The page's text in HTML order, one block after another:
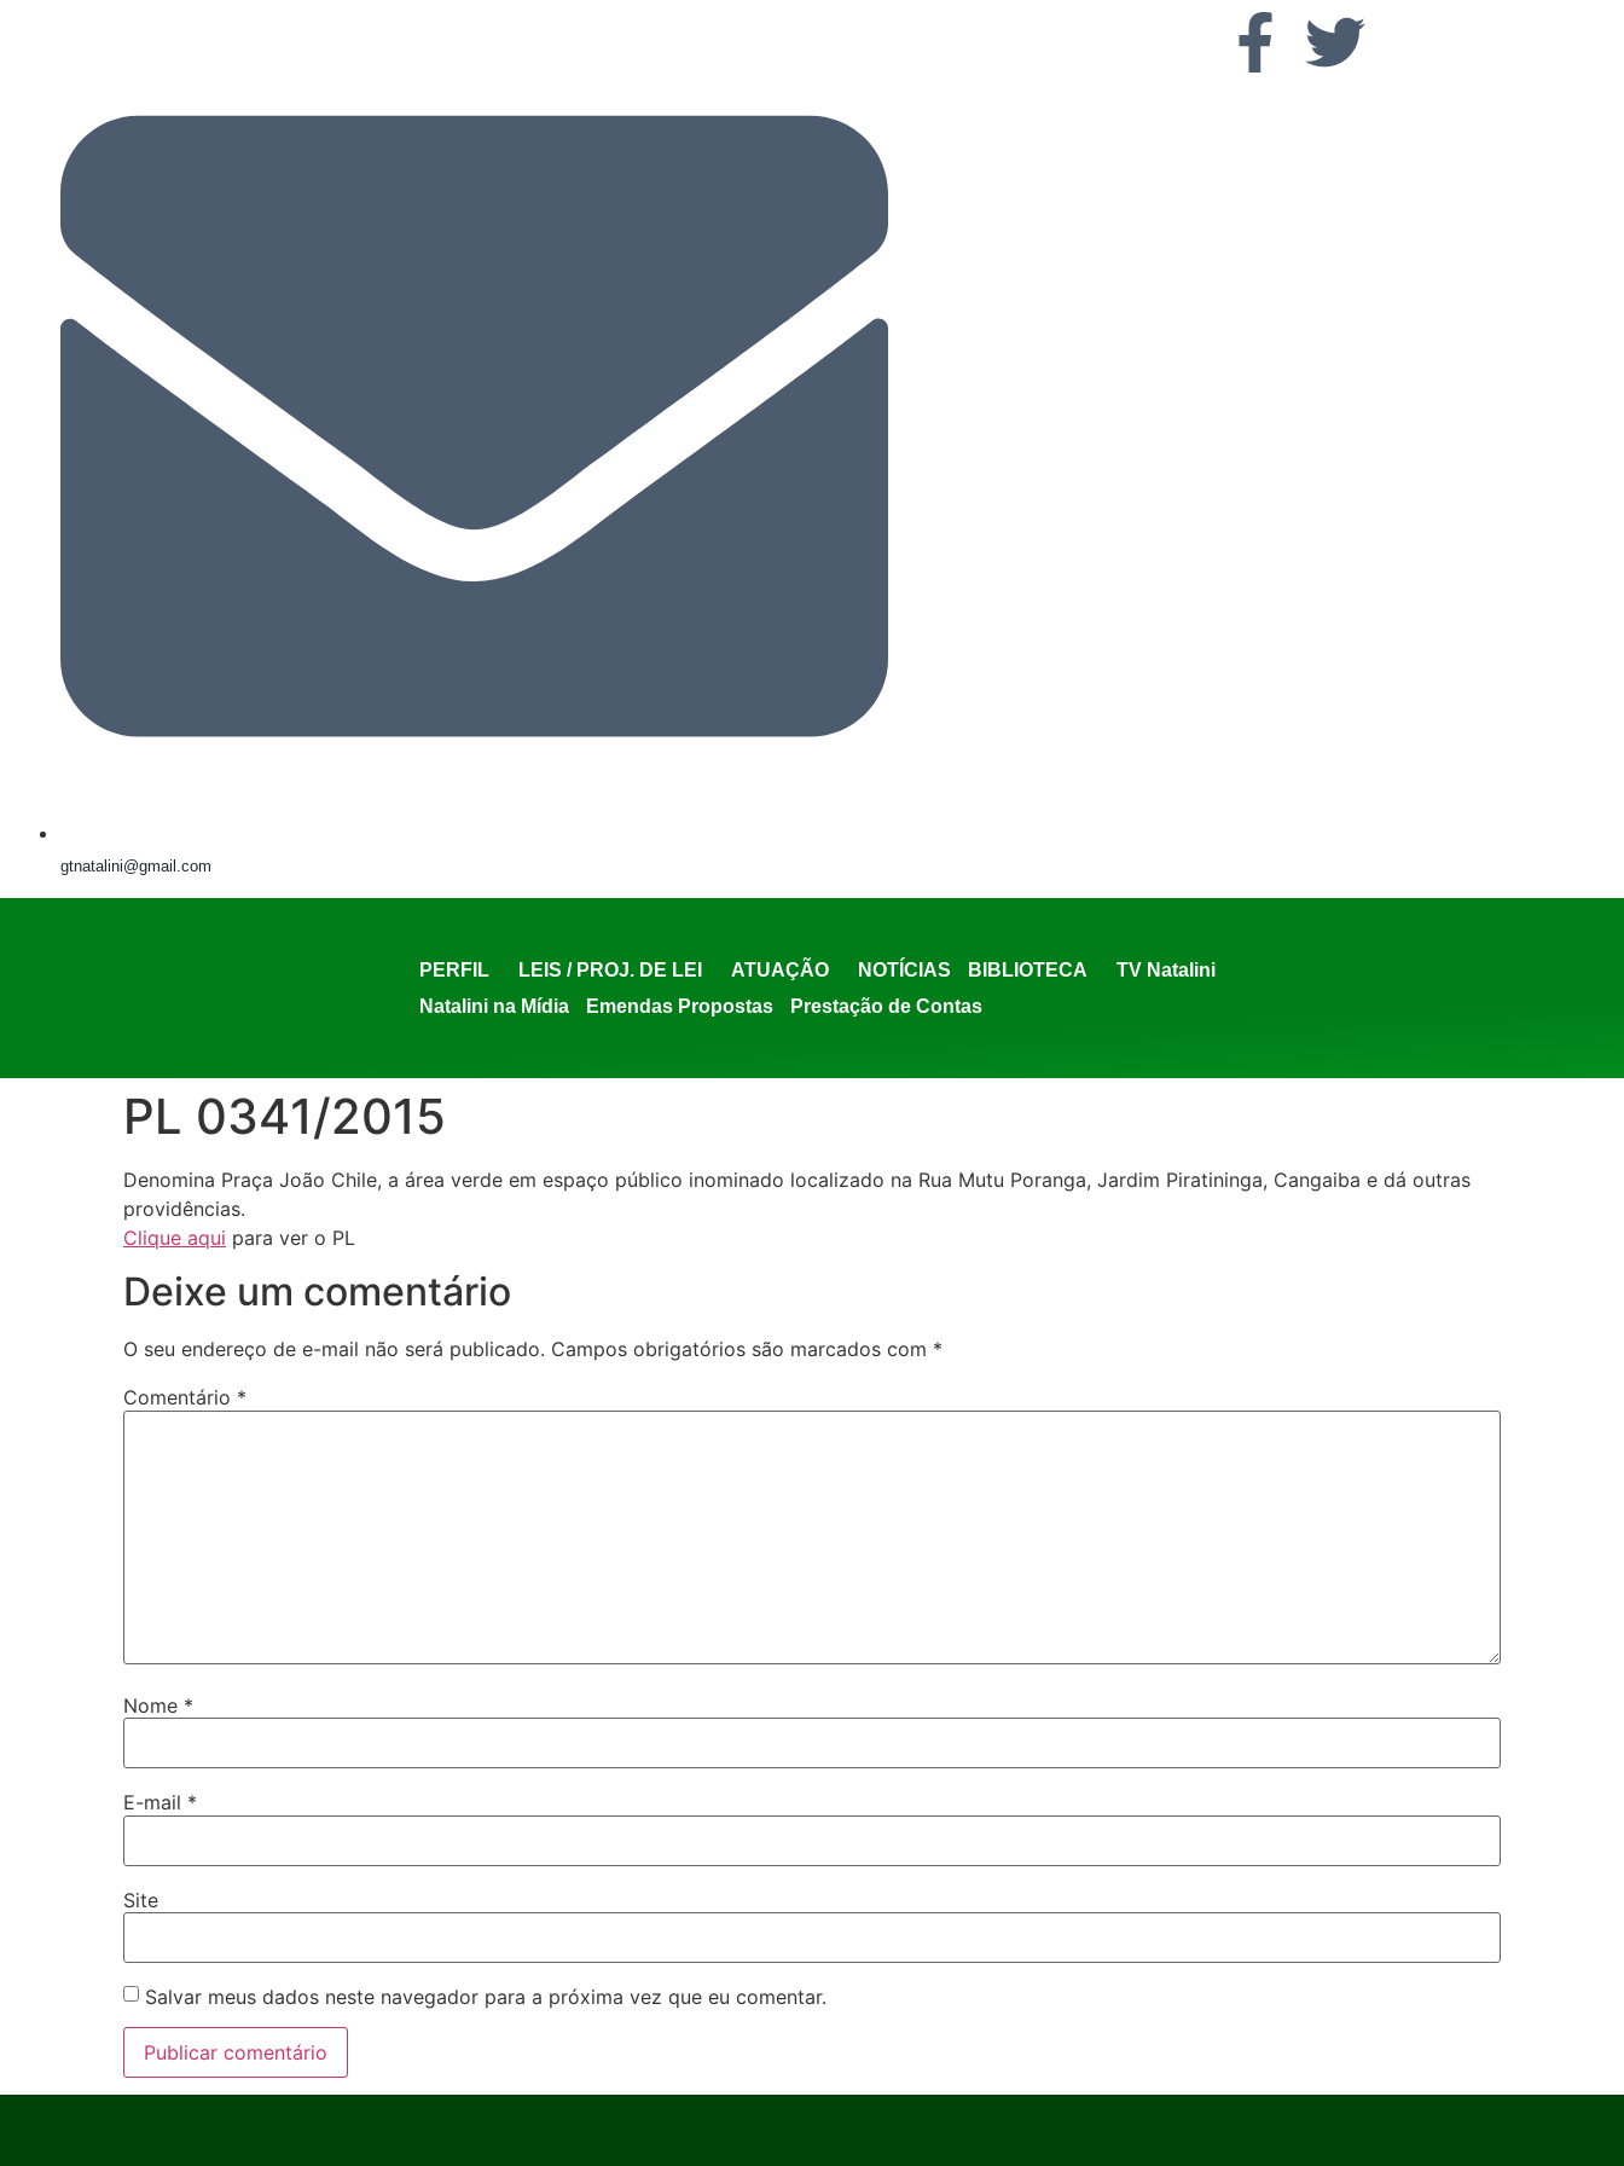
gtnatalini@gmail.com
PERFIL LEIS / PROJ. DE LEI ATUAÇÃO NOTÍCIAS BIBLIOTECA
TV Natalini
Natalini na Mídia
Emendas Propostas Prestação de Contas
PL 0341/2015
Denomina Praça João Chile, a área verde em espaço público inominado localizado na Rua Mutu Poranga, Jardim Piratininga, Cangaiba e dá outras
providências.
Clique aqui para ver o PL
Deixe um comentário
O seu endereço de e-mail não será publicado. Campos obrigatórios são marcados com *
Comentário *
Nome *
E-mail *
Site
Salvar meus dados neste navegador para a próxima vez que eu comentar.